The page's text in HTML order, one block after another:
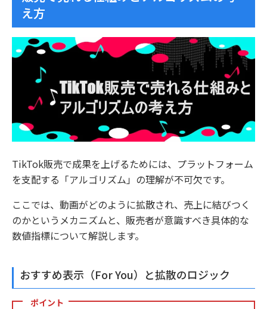
え方
TikTok販売で成果を上げるためには、プラットフォーム
を支配する「アルゴリズム」の理解が不可欠です。
ここでは、動画がどのように拡散され、売上に結びつく
のかというメカニズムと、販売者が意識すべき具体的な
数値指標について解説します。
おすすめ表示（For You）と拡散のロジック
ポイント